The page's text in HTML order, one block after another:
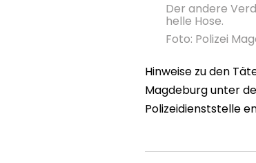
Der andere
helle Hose.
Foto: Polizei
Hinweise zu den
Magdeburg unter
Polizeidienststelle